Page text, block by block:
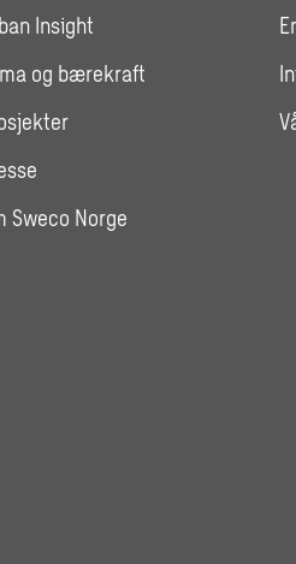
Insight
og bærekraft
Sweco Norge